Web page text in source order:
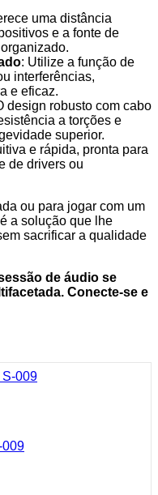
uma distância
e a fonte de
: Utilize a função de
interferências,
e eficaz.
design robusto com cabo
a torções e
superior.
e rápida, pronta para
de drivers ou
ou para jogar com um
a solução que lhe
sacrificar a qualidade
de áudio se
Conecte-se e
009